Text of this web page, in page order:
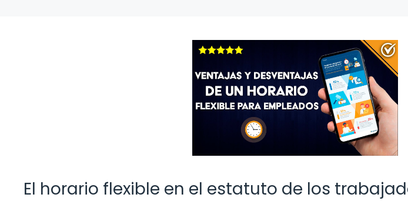
El horario flexible en el estatuto de los